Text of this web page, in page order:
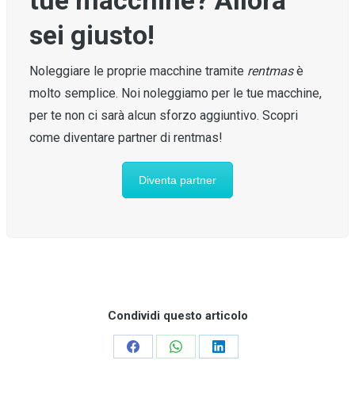
sei giusto!
Noleggiare le proprie macchine tramite rentmasè
molto semplice. Noi noleggiamo per le tue macchine,
per te non ci sarà alcun sforzo aggiuntivo. Scopri
come diventare partner di rentmas!
Diventa partner
Condividi questo articolo
CondividiCondividiCondividi